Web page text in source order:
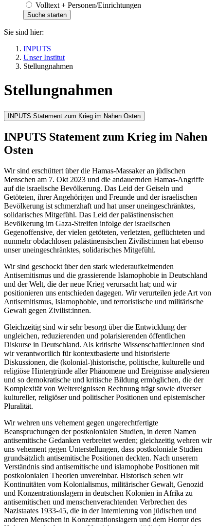
Volltext + Personen/Einrichtungen
Sie sind hier:
INPUTS
Unser Institut
Stellungnahmen
Stellungnahmen
INPUTS Statement zum Krieg im Nahen Osten
INPUTS Statement zum Krieg im Nahen
Osten
Wir sind erschüttert über die Hamas-Massaker an jüdischen
Menschen am 7. Okt 2023 und die andauernden Hamas-Angriffe
auf die israelische Bevölkerung. Das Leid der Geiseln und
Getöteten, ihrer Angehörigen und Freunde und der israelischen
Bevölkerung ist schmerzhaft und hat unser uneingeschränktes,
solidarisches Mitgefühl. Das Leid der palästinensischen
Bevölkerung im Gaza-Streifen infolge der israelischen
Gegenoffensive, der vielen getöteten, verletzten, geflüchteten und
nunmehr obdachlosen palästinensischen Zivilist:innen hat ebenso
unser uneingeschränktes, solidarisches Mitgefühl.
Wir sind geschockt über den stark wiederaufkeimenden
Antisemitismus und die grassierende Islamophobie in Deutschland
und der Welt, die der neue Krieg verursacht hat; und wir
positionieren uns entschieden dagegen. Wir verurteilen jede Art von
Antisemitismus, Islamophobie, und terroristische und militärische
Gewalt gegen Zivilist:innen.
Gleichzeitig sind wir sehr besorgt über die Entwicklung der
ungleichen, reduzierenden und polarisierenden öffentlichen
Diskurse in Deutschland. Als kritische Wissenschaftler:innen sind
wir verantwortlich für kontextbasierte und historisierte
Diskussionen, die (kolonial-)historische, politische, kulturelle und
religiöse Hintergründe aller Phänomene und Ereignisse analysieren
und so demokratische und kritische Bildung ermöglichen, die der
Komplexität von Weltereignissen Rechnung trägt sowie diverser
kultureller, religiöser und politischer Positionen und epistemischer
Pluralität.
Wir wehren uns vehement gegen ungerechtfertigte
Beanspruchungen der postkolonialen Studien, in deren Namen
antisemitische Gedanken verbreitet werden; gleichzeitig wehren wir
uns vehement gegen Unterstellungen, dass postkoloniale Studien
grundsätzlich antisemitische Positionen deckten. Nach unserem
Verständnis sind antisemitische und islamophobe Positionen mit
postkolonialen Theorien unvereinbar. Historisch sehen wir
Kontinuitäten vom Kolonialismus, militärischer Gewalt, Genozid
und Konzentrationslagern in deutschen Kolonien in Afrika zu
antisemitischen und menschenverachtenden Verbrechen des
Nazistaates 1933-45, die in der Internierung von jüdischen und
anderen Menschen in Konzentrationslagern und dem Horror des